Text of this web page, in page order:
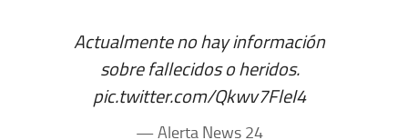
Actualmente no hay información
sobre fallecidos o heridos.
pic.twitter.com/Qkwv7FleI4
— Alerta News 24